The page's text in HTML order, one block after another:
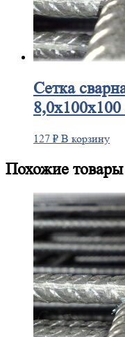
Сетка
127 ₽ В корзину
Похожие товары